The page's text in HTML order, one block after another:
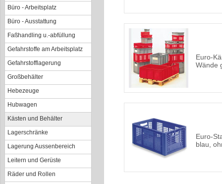
Büro - Arbeitsplatz
Büro - Ausstattung
Faßhandling u.-abfüllung
Gefahrstoffe am Arbeitsplatz
Gefahrstofflagerung
Großbehälter
Hebezeuge
Hubwagen
Kästen und Behälter
Lagerschränke
Lagerung Aussenbereich
Leitern und Gerüste
Räder und Rollen
Euro-
Wände
Euro-
blau,